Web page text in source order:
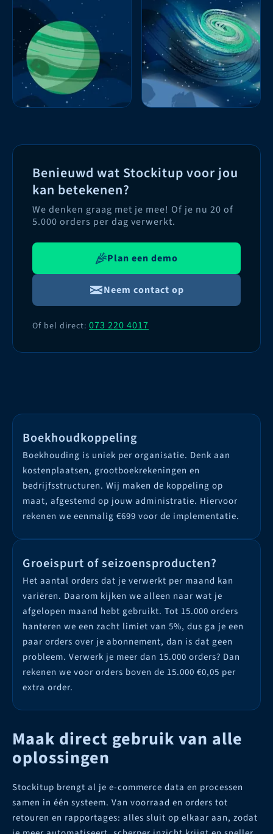
Benieuwd wat Stockitup voor jou
kan betekenen?
We denken graag met je mee! Of je nu 20 of
5.000 orders per dag verwerkt.
Plan een demo
Neem contact op
Of bel direct: 073 220 4017
Boekhoudkoppeling
Boekhouding is uniek per organisatie. Denk aan
kostenplaatsen, grootboekrekeningen en
bedrijfsstructuren. Wij maken de koppeling op
maat, afgestemd op jouw administratie. Hiervoor
rekenen we eenmalig €699 voor de implementatie.
Groeispurt of seizoensproducten?
Het aantal orders dat je verwerkt per maand kan
variëren. Daarom kijken we alleen naar wat je
afgelopen maand hebt gebruikt. Tot 15.000 orders
hanteren we een zacht limiet van 5%, dus ga je een
paar orders over je abonnement, dan is dat geen
probleem. Verwerk je meer dan 15.000 orders? Dan
rekenen we voor orders boven de 15.000 €0,05 per
extra order.
Maak direct gebruik van alle
oplossingen
Stockitup brengt al je e-commerce data en processen
samen in één systeem. Van voorraad en orders tot
retouren en rapportages: alles sluit op elkaar aan, zodat